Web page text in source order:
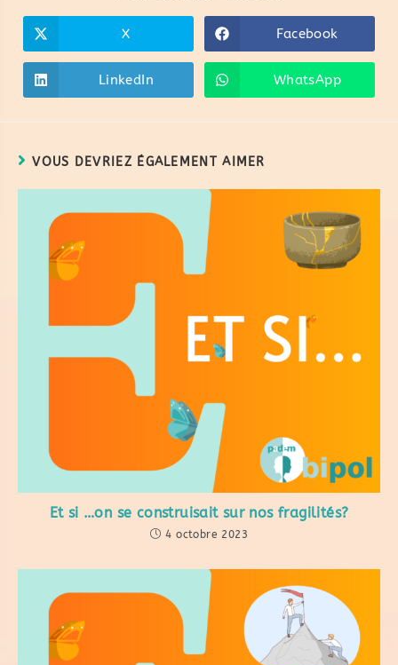
X Facebook
LinkedIn WhatsApp
VOUS DEVRIEZ ÉGALEMENT AIMER
Et si …on se construisait sur nos fragilités?
4 octobre 2023